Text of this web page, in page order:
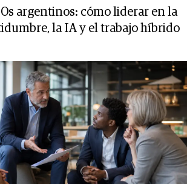
argentinos: cómo liderar en la
la IA y el trabajo híbrido